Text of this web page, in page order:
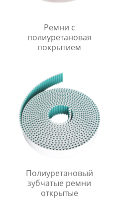
Ремни с
полиуретановая
покрытием
Полиуретановый
зубчатые ремни
открытые